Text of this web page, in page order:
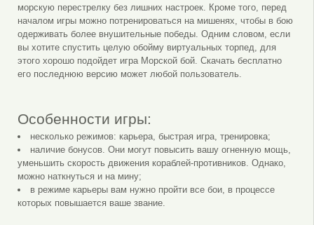
морскую перестрелку без лишних настроек. Кроме того, перед
началом игры можно потренироваться на мишенях, чтобы в бою
одерживать более внушительные победы. Одним словом, если
вы хотите спустить целую обойму виртуальных торпед, для
этого хорошо подойдет игра Морской бой. Скачать бесплатно
его последнюю версию может любой пользователь.
Особенности игры:
несколько режимов: карьера, быстрая игра, тренировка;
наличие бонусов. Они могут повысить вашу огненную мощь,
уменьшить скорость движения кораблей-противников. Однако,
можно наткнуться и на мину;
в режиме карьеры вам нужно пройти все бои, в процессе
которых повышается ваше звание.